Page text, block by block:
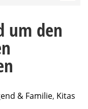
um den
& Familie, Kitas